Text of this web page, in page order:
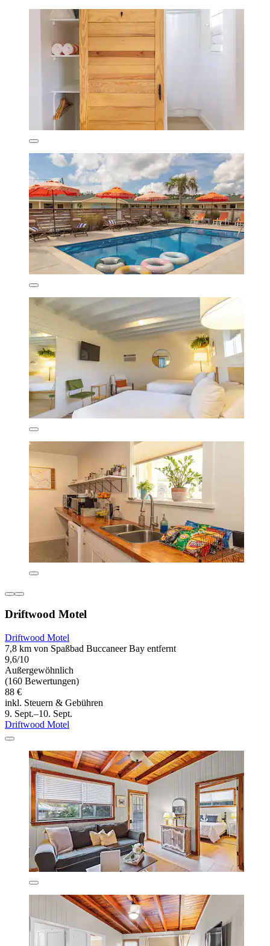
Driftwood Motel
Driftwood Motel
7,8 km von Spaßbad Buccaneer Bay entfernt
9,6/10
Außergewöhnlich
(160 Bewertungen)
88 €
inkl. Steuern & Gebühren
9. Sept.–10. Sept.
Driftwood Motel